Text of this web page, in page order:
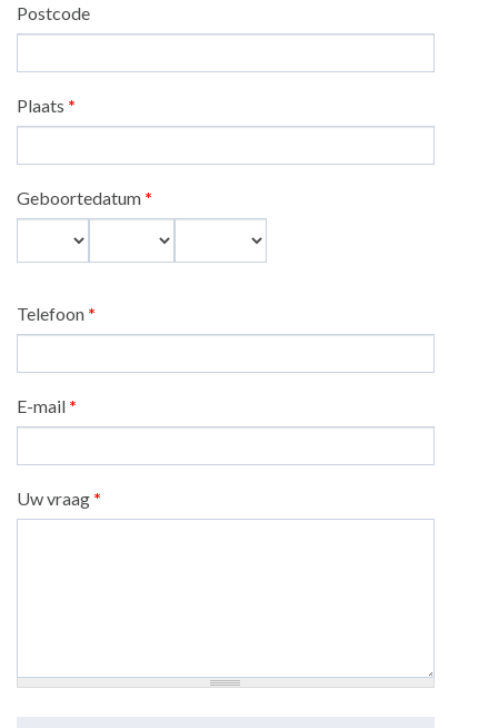
Postcode
Plaats *
Geboortedatum *
Telefoon *
E-mail *
Uw vraag *